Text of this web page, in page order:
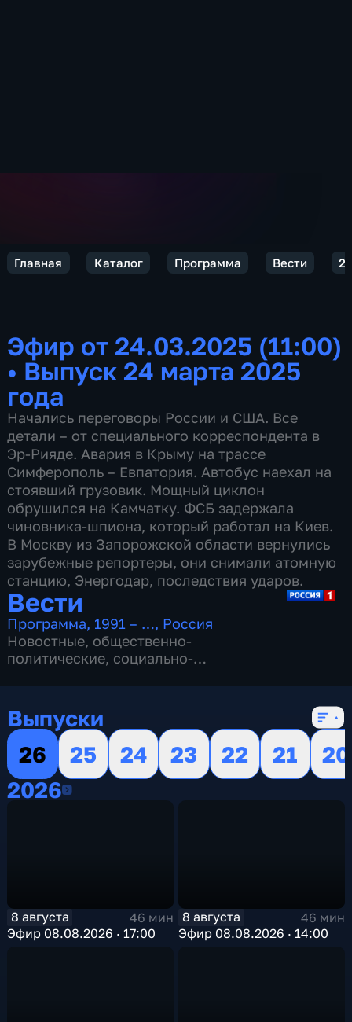
Главная Каталог Программа Вести
Эфир от 24.03.2025 (11:00)
• Выпуск 24 марта 2025
года
Начались переговоры России и США. Все
детали – от специального корреспондента в
Эр-Рияде. Авария в Крыму на трассе
Симферополь – Евпатория. Автобус наехал на
стоявший грузовик. Мощный циклон
обрушился на Камчатку. ФСБ задержала
чиновника-шпиона, который работал на Киев.
В Москву из Запорожской области вернулись
зарубежные репортеры, они снимали атомную
станцию, Энергодар, последствия ударов.
Вести
Программа, 1991 – …, Россия
Новостные, общественно-
политические, социально-
Выпуски
26
25 24 23 22 21
20
20262026
8 августа
46 мин
Эфир 08.08.2026 · 17:00
8 августа
46 мин
Эфир 08.08.2026 · 14:00